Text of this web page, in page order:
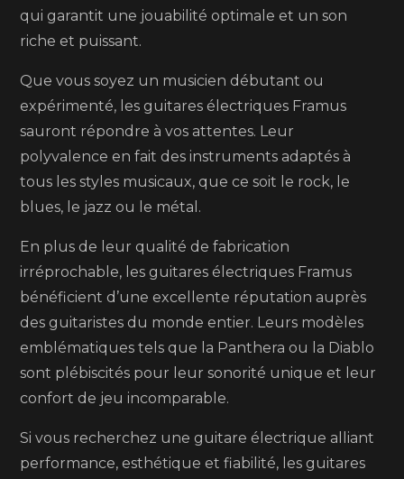
qui garantit une jouabilité optimale et un son
riche et puissant.
Que vous soyez un musicien débutant ou
expérimenté, les guitares électriques Framus
sauront répondre à vos attentes. Leur
polyvalence en fait des instruments adaptés à
tous les styles musicaux, que ce soit le rock, le
blues, le jazz ou le métal.
En plus de leur qualité de fabrication
irréprochable, les guitares électriques Framus
bénéficient d’une excellente réputation auprès
des guitaristes du monde entier. Leurs modèles
emblématiques tels que la Panthera ou la Diablo
sont plébiscités pour leur sonorité unique et leur
confort de jeu incomparable.
Si vous recherchez une guitare électrique alliant
performance, esthétique et fiabilité, les guitares